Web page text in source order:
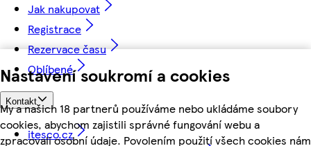
Nastavení soukromí a cookies
My a našich 18 partnerů používáme nebo ukládáme soubory
cookies, abychom zajistili správné fungování webu a
zpracovali osobní údaje. Povolením použití všech cookies nám
Jak nakupovat
Registrace
Rezervace času
Oblíbené
Kontakt
itesco.cz